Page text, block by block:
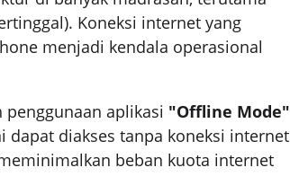
Koneksi internet yang
menjadi kendala operasional
aplikasi "Offline Mode"
dapat diakses tanpa koneksi internet
beban kuota internet